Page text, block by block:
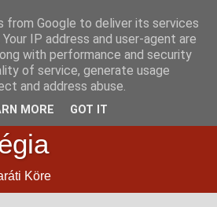
Köre
from Google to deliver its services
IP address and user-agent are
with performance and security
of service, generate usage
and address abuse.
MORE GOT IT